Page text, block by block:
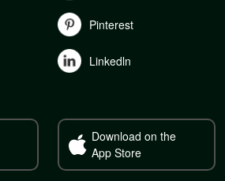
Pinterest
Linkedln
Download on the
App Store